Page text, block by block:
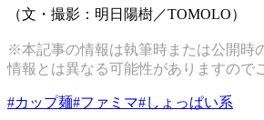
（文・撮影：明日陽樹／TOMOLO）
※本記事の情報は執筆時または公開時
情報とは異なる可能性がありますので
#カップ麺#ファミマ#しょっぱい系